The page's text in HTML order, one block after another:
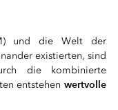
und die Welt der
existierten, sind
die kombinierte
entstehenwertvolle